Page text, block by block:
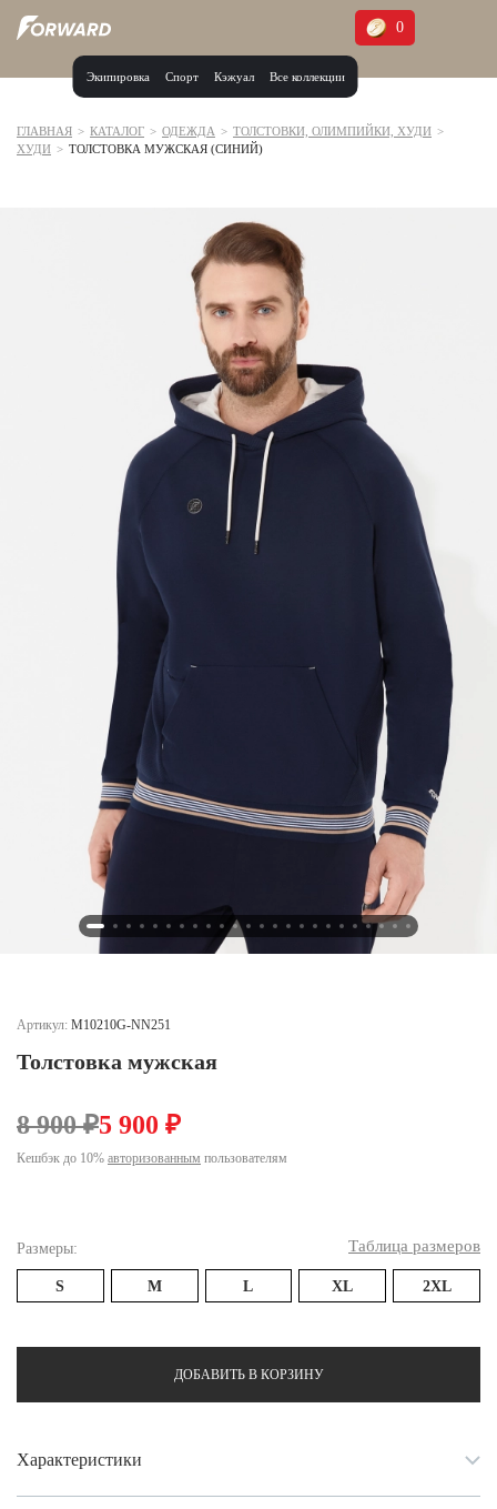
Экипировка Спорт Кэжуал Все коллекции
0
Москва и МО
Нижегородская область (1)
Новосибирская область (3)
Омская область (5)
Республика Башкортостан (3)
Республика Крым (1)
Республика Татарстан (2)
Ростовская область (2)
Самарская область (1)
Санкт-Петербург и ЛО (3)
Саратовская область (1)
Свердловская область (5)
Северная Осетия (2)
Смоленская область (1)
Ставропольский край (5)
Томская область (1)
Тульская область (1)
Тюменская область (3)
ГЛАВНАЯ > КАТАЛОГ > ОДЕЖДА > ТОЛСТОВКИ, ОЛИМПИЙКИ, ХУДИ >
ХУДИ > ТОЛСТОВКА МУЖСКАЯ (СИНИЙ)
Артикул: M10210G-NN251
Толстовка мужская
8 900 ₽5 900 ₽
Кешбэк до 10% авторизованным пользователям
Размеры: Таблица размеров
S M L XL 2XL
ДОБАВИТЬ В КОРЗИНУ
Характеристики